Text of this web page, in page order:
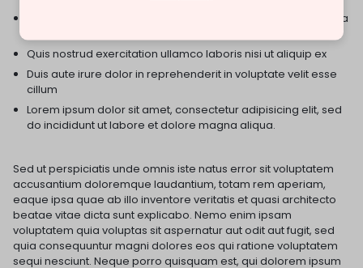
Excepteur sint occaecat cupidatat non proident, sunt in culpa
Quis nostrud exercitation ullamco laboris nisi ut aliquip ex
Duis aute irure dolor in reprehenderit in voluptate velit esse
cillum
Lorem ipsum dolor sit amet, consectetur adipisicing elit, sed
do incididunt ut labore et dolore magna aliqua.
Sed ut perspiciatis unde omnis iste natus error sit voluptatem
accusantium doloremque laudantium, totam rem aperiam,
eaque ipsa quae ab illo inventore veritatis et quasi architecto
beatae vitae dicta sunt explicabo. Nemo enim ipsam
voluptatem quia voluptas sit aspernatur aut odit aut fugit, sed
quia consequuntur magni dolores eos qui ratione voluptatem
sequi nesciunt. Neque porro quisquam est, qui dolorem ipsum